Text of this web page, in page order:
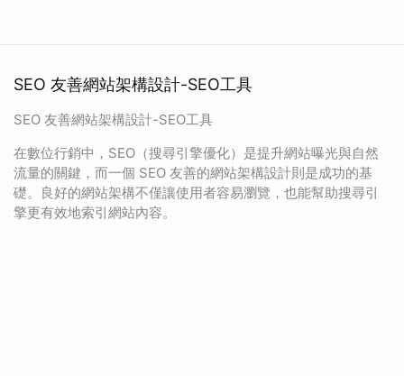
SEO 友善網站架構設計-SEO工具
SEO 友善網站架構設計-SEO工具
在數位行銷中，SEO（搜尋引擎優化）是提升網站曝光與自然
流量的關鍵，而一個 SEO 友善的網站架構設計則是成功的基
礎。良好的網站架構不僅讓使用者容易瀏覽，也能幫助搜尋引
擎更有效地索引網站內容。